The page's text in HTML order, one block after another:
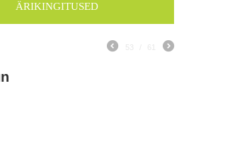
ÄRIKINGITUSED
53